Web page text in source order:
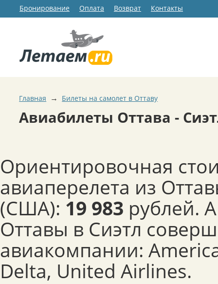
Бронирование Оплата Возврат Контакты
Главная → Билеты на самолет в Оттаву
Авиабилеты Оттава -
Ориентировочная
авиаперелета из
(США): 19 983 рублей.
Оттавы в Сиэтл
авиакомпании:
Delta, United Airlines.